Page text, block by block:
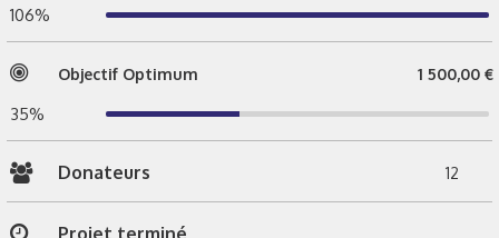
106%
Objectif Optimum 1 500,00 €
35%
Donateurs 12
Projet terminé